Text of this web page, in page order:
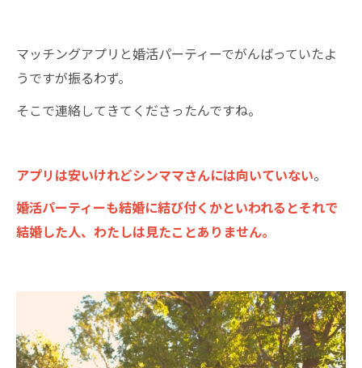
マッチングアプリと婚活パーティーでがんばっていたよ
うですが振るわず。
そこで連絡してきてくださったんですね。
アプリは安いけれどシンママさんには向いていない。
婚活パーティーも結婚に結び付くかといわれるとそれで
結婚した人、わたしは見たことありません。